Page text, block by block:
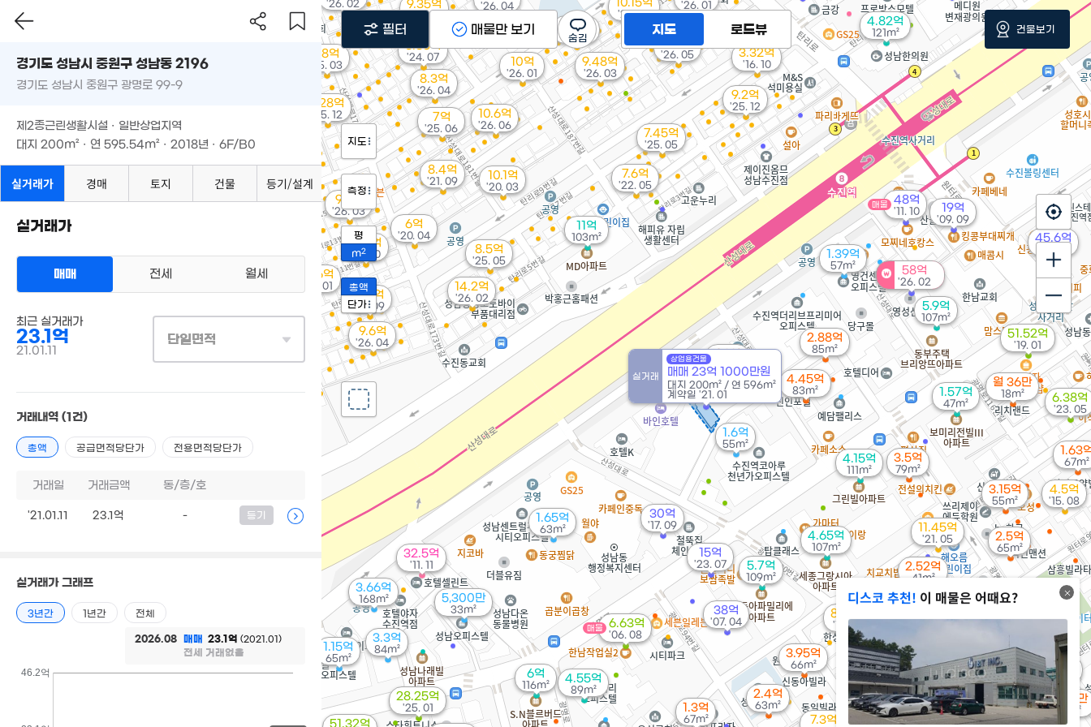
1.15억
65m²
10.15억
'26. 07
1.39억
57m²
11억
103m²
3.95억
66m²
6억
116m²
월 82만
63m²
10.6억
'26. 06
1.6억
55m²
1.57억
47m²
월 36만
18m²
4.65억
107m²
5.7억
109m²
48억
'11. 10
매물
10억
'26. 05
3.5억
79m²
6.63억
'06. 08
매물
'26. 04
9.6억
'26. 04
4.82억
121m²
9억
'26. 04
8.3억
'26. 04
2.52억
41m²
9.48억
'26. 03
9.6억
'26. 03
3.15억
55m²
14.2억
'26. 02
'26. 02
58억
'26. 02
9.35억
'26. 02
10.6억
'26. 01
10억
'26. 01
'26. 01
9.2억
'25. 12
4.55억
89m²
7.28억
'25. 12
2.4억
8.17억
'25. 10
5,300만
33m²
5.9억
'25. 07
7.3억
7억
'25. 06
2.4억
63m²
7.45억
'25. 05
8.5억
'25. 05
7.8억
'25. 03
51.32억
28.25억
'25. 01
4.45억
83m²
3.3억
84m²
6.85억
'24. 07
1.65억
63m²
15억
'23. 07
6.38억
'23. 05
2.62억
64m²
7.6억
'22. 05
8.8억
'21. 09
'21. 09
8.4억
'21. 09
5.9억
107m²
11.45억
'21. 05
실거래
상업용건물
매매 23억 1000만원
대지 200m² / 연 596m²
계약일 '21. 01
1.63
67m²
45.6억
2.5억
65m²
4.15억
111m²
6억
'20. 04
10.1억
'20. 03
11.2억
'19. 12
3.66억
168m²
5.8억
'19. 04
51.52억
'19. 01
2.88억
85m²
30억
'17. 09
1.3억
67m²
3.32억
'16. 10
4.5억
'15. 08
8.35억
'12. 04
32.5억
'11. 11
19억
'09. 09
38억
'07. 04
디스코 추천! 이 매물은 어때요?
지도 로드뷰
지도
측정
평
m2
총액
단가
필터 매물만 보기 건물보기
경기도 성남시 중원구 성남동 2196
경기도 성남시 중원구 광명로 99-9
제2종근린생활시설 · 일반상업지역
대지 200m² · 연 595.54m² · 2018년 · 6F/B0
실거래가 경매 토지 건물 등기/설계
실거래가
매매 전세 월세
최근 실거래가
23.1억
21.01.11
단일면적
거래내역 (1건)
총액 공급면적당단가 전용면적당단가
거래일 거래금액 동/층/호
'21.01.11 23.1억 - 등기
실거래가 그래프
3년간 1년간 전체
2026.08 매매 23.1억 (2021.01)
전세 거래없음
46.2억